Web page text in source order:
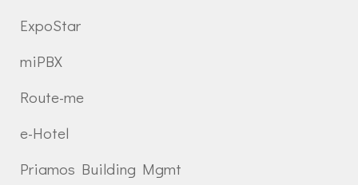
ExpoStar
miPBX
Route-me
e-Hotel
Priamos Building Mgmt